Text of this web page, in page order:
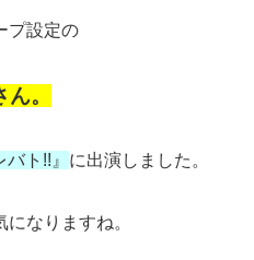
プ設定の
。
バト!!』 に出演しました。
なりますね。